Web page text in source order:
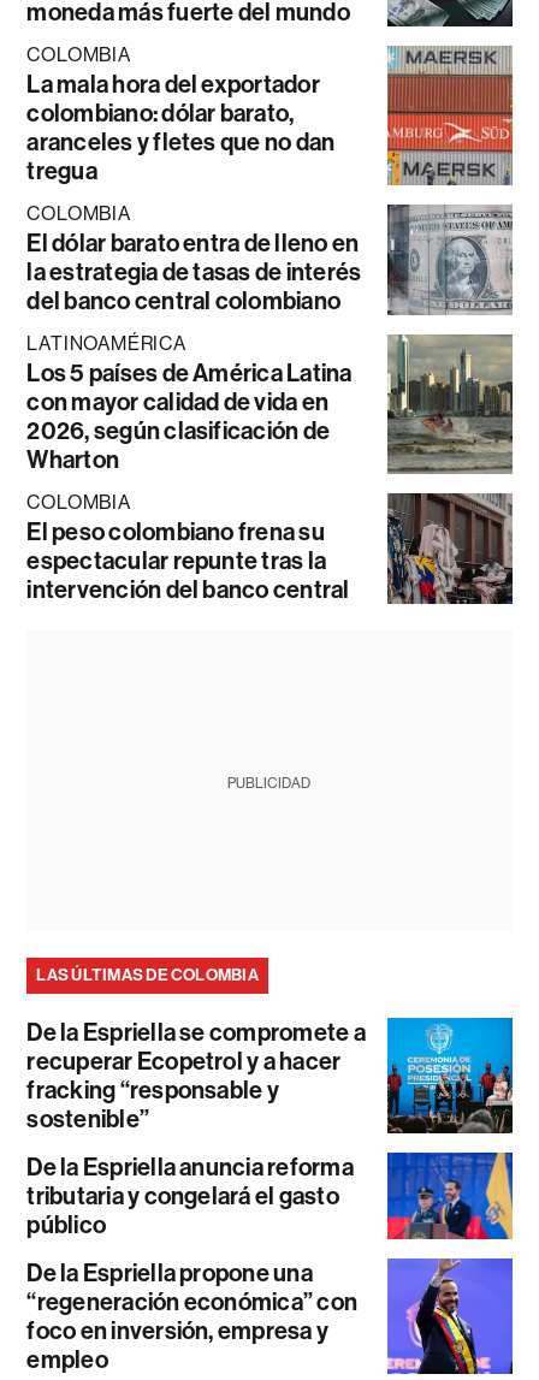
moneda más fuerte del mundo
COLOMBIA
La mala hora del exportador
colombiano: dólar barato,
aranceles y fletes que no dan
tregua
COLOMBIA
El dólar barato entra de lleno en
la estrategia de tasas de interés
del banco central colombiano
LATINOAMÉRICA
Los 5 países de América Latina
con mayor calidad de vida en
2026, según clasificación de
Wharton
COLOMBIA
El peso colombiano frena su
espectacular repunte tras la
intervención del banco central
PUBLICIDAD
LAS ÚLTIMAS DE COLOMBIA
De la Espriella se compromete a
recuperar Ecopetrol y a hacer
fracking “responsable y
sostenible”
De la Espriella anuncia reforma
tributaria y congelará el gasto
público
De la Espriella propone una
“regeneración económica” con
foco en inversión, empresa y
empleo